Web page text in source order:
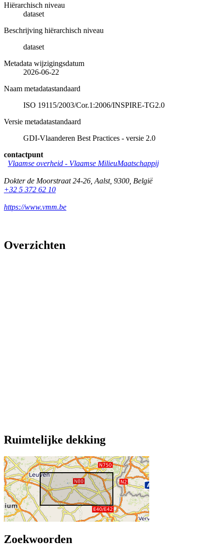
Hiërarchisch niveau
dataset
Beschrijving hiërarchisch niveau
dataset
Metadata wijzigingsdatum
2026-06-22
Naam metadatastandaard
ISO 19115/2003/Cor.1:2006/INSPIRE-TG2.0
Versie metadatastandaard
GDI-Vlaanderen Best Practices - versie 2.0
contactpunt
Vlaamse overheid - Vlaamse MilieuMaatschappij
Dokter de Moorstraat 24-26 Aalst, 9300 België
+32 5 372 62 10
https://www.vmm.be
Overzichten
Ruimtelijke dekking
Zoekwoorden